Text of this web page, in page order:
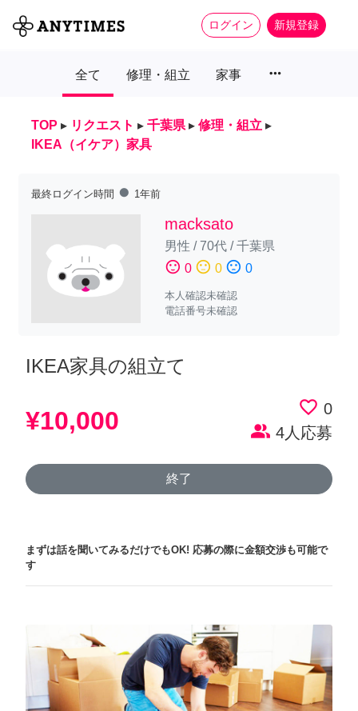
ログイン 新規登録
全て 修理・組立 家事 more_horiz
TOP ▸ リクエスト ▸ 千葉県 ▸ 修理・組立 ▸
IKEA（イケア）家具
最終ログイン時間 fiber_manual_record 1年前
macksato
男性 /70代/千葉県
sentiment_satisfied 0 sentiment_neutral 0 sentiment_dissatisfied 0
本人確認未確認
電話番号未確認
IKEA家具の組立て
¥10,000 favorite_border 0
people_alt 4人応募
終了
まずは話を聞いてみるだけでもOK! 応募の際に金額交渉も可能で
す